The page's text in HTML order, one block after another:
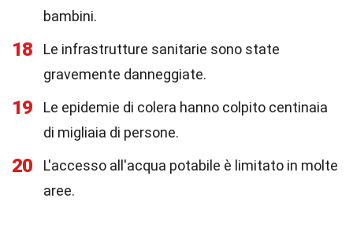
bambini.
18
Le infrastrutture sanitarie sono state
gravemente danneggiate.
19
Le epidemie di colera hanno colpito centinaia
di migliaia di persone.
20
L'accesso all'acqua potabile è limitato in molte
aree.